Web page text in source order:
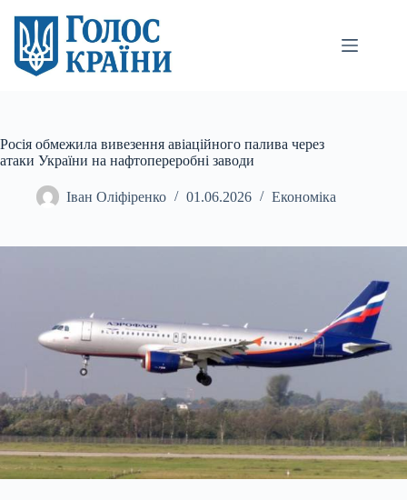
вмісту
Росія обмежила вивезення авіаційного палива через
атаки України на нафтопереробні заводи
Іван Оліфіренко 01.06.2026 Економіка